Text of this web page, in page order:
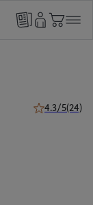
4.3/5(24)